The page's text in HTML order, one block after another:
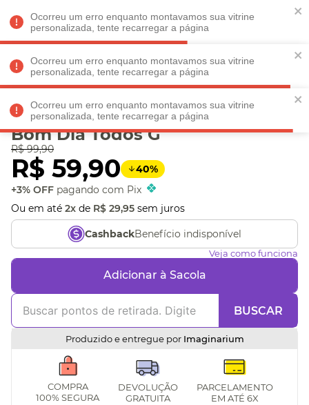
Ocorreu um erro enquanto montavamos sua vitrine
personalizada, tente recarregar a página
Ocorreu um erro enquanto montavamos sua vitrine
personalizada, tente recarregar a página
Ocorreu um erro enquanto montavamos sua vitrine
personalizada, tente recarregar a página
Faltam REGULAMENTO
Veja produtos perto de você! Informe seu CEP
Camiseta Amarguinhos
Bom Dia Todos G
R$ 99,90
R$ 59,90 40%
+3% OFF pagando com Pix
Ou em até 2x de R$ 29,95 sem juros
CashbackBenefício indisponível
Veja como funciona
Adicionar à Sacola
BUSCAR
Produzido e entregue por Imaginarium
COMPRA
100% SEGURA
DEVOLUÇÃO
GRATUITA
PARCELAMENTO
EM ATÉ 6X